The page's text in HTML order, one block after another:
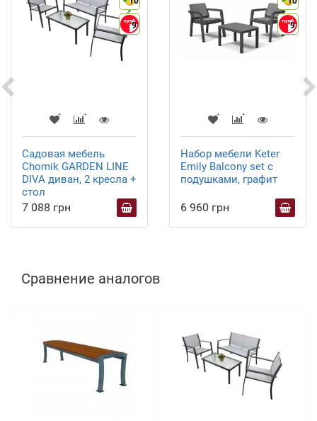
9
Садовая мебель
Chomik GARDEN LINE
DIVA диван, 2 кресла +
стол
7 088 грн
9
Набор мебели Keter
Emily Balcony set с
подушками, графит
6 960 грн
Сравнение аналогов